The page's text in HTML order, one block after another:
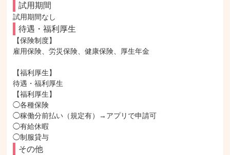
試用期間
試用期間なし
待遇・福利厚生
【保険制度】
雇用保険、労災保険、健康保険、厚生年金
【福利厚生】
待遇・福利厚生
【福利厚生】
◯各種保険
◯稼働分前払い（規定有）→アプリで申請可
◯有給休暇
◯制服貸与
その他